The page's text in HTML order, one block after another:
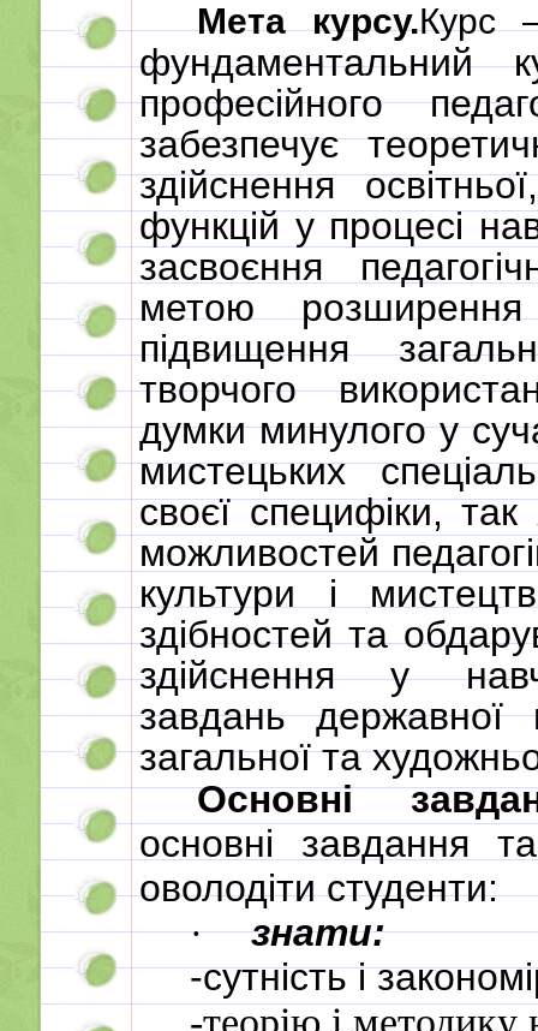
Мета курсу.Курс
фундаментальний
професійного
забезпечує
здійснення
функцій у процесі
засвоєння
метою розширення
підвищення
творчого
думки минулого у
мистецьких
своєї специфіки,
можливостей
культури і
здібностей та
здійснення у
завдань державної
загальної та
Основні
основні завдання
оволодіти студенти:
·
знати:
-сутність і